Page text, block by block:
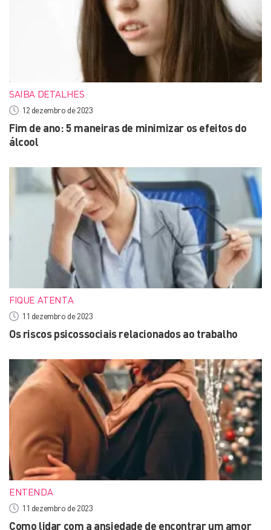
SAIBA DETALHES
12 dezembro de 2023
Fim de ano: 5 maneiras de minimizar os efeitos do
álcool
FIQUE ATENTA
11 dezembro de 2023
Os riscos psicossociais relacionados ao trabalho
ENTENDA
11 dezembro de 2023
Como lidar com a ansiedade de encontrar um amor